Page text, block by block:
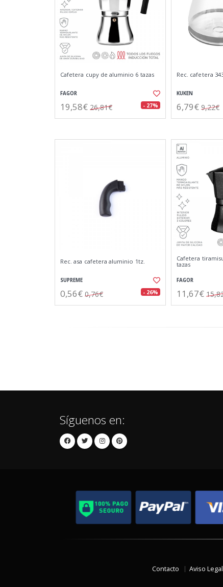
Cafetera cupy de aluminio 6 tazas
FAGOR
19,58€ 26,81€ - 27%
Rec. cafetera
KUKEN
6,79€ 9,22€
Rec. asa cafetera aluminio 1tz.
SUPREME
0,56€ 0,76€ - 26%
Cafetera
tazas
FAGOR
11,67€
Síguenos en:
Contacto Aviso Legal